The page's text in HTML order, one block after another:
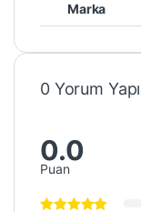
Marka
0 Yorum
0.0
Puan